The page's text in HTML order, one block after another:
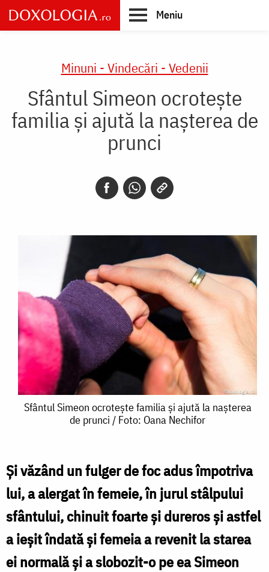
Skip
to
main
Meniu
Minuni - Vindecări - Vedenii
Sfântul Simeon ocrotește
familia și ajută la nașterea de
prunci
Sfântul
familia
și
ajută
la
nașterea
Sfântul Simeon ocrotește familia și ajută la nașterea
de prunci / Foto: Oana Nechifor
Și văzând un fulger de foc adus împotriva
lui, a alergat în femeie, în jurul stâlpului
sfântului, chinuit foarte și dureros și astfel
a ieșit îndată și femeia a revenit la starea
ei normală și a slobozit-o pe ea Simeon